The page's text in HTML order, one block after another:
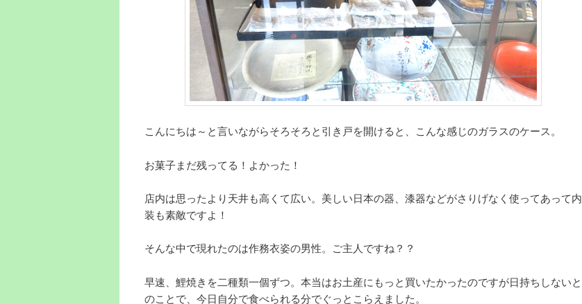
こんにちは～と言いながらそろそろと引き戸を開けると、こんな感じのガラスのケース。
お菓子まだ残ってる！よかった！
店内は思ったより天井も高くて広い。美しい日本の器、漆器などがさりげなく使ってあって内
装も素敵ですよ！
そんな中で現れたのは作務衣姿の男性。ご主人ですね？？
早速、鯉焼きを二種類一個ずつ。本当はお土産にもっと買いたかったのですが日持ちしないと
のことで、今日自分で食べられる分でぐっとこらえました。